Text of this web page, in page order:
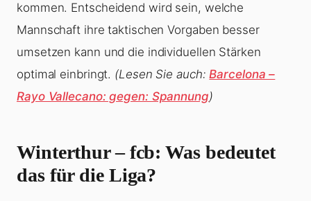
kommen. Entscheidend wird sein, welche
Mannschaft ihre taktischen Vorgaben besser
umsetzen kann und die individuellen Stärken
optimal einbringt. (Lesen Sie auch:Barcelona –
Rayo Vallecano: gegen: Spannung)
Winterthur – fcb: Was bedeutet
das für die Liga?